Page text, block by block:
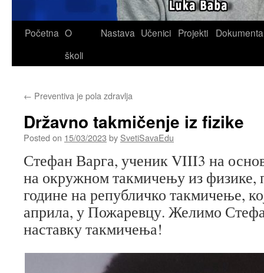
Skip
Početna O
školi
Nastava Učenici Projekti Dokumenta
← Preventiva je pola zdravlja
Državno takmičenje iz fizike
Posted on 15/03/2023 by SvetiSavaEdu
Стефан Варга, ученик VIII3 на
на окружном такмичењу из физике,
године на републичко такмичење,
априла, у Пожаревцу. Желимо
наставку такмичења!